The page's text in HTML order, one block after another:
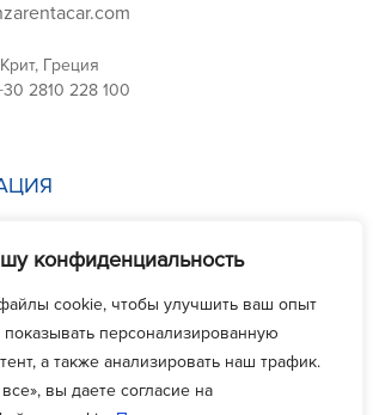
конфиденциальность
cookie, чтобы улучшить ваш опыт
показывать персонализированную
а также анализировать наш трафик.
вы даете согласие на
Греция
2810 228 100
автомобиля
вопросы
нами